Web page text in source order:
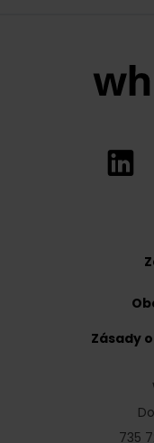
735
Zásady